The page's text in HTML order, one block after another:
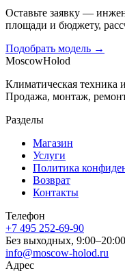
Оставьте заявку —
площади и бюджету,
Подобрать модель →
MoscowHolod
Климатическая техника
Продажа, монтаж,
Разделы
Магазин
Услуги
Политика
Возврат
Контакты
Телефон
+7 495 252-69-90
Без выходных, 9:00–20:00
info@moscow-holod.ru
Адрес